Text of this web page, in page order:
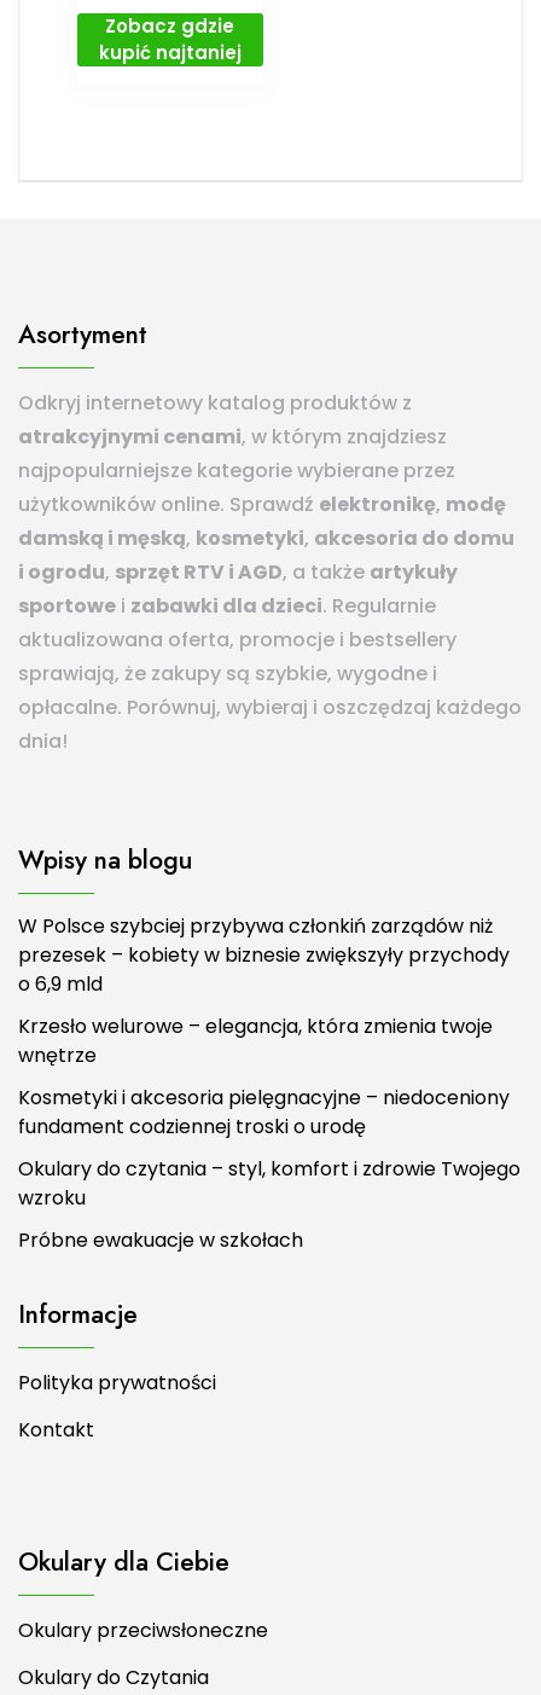
Zobacz gdzie
kupić najtaniej
Asortyment
Odkryj internetowy katalog produktów z
atrakcyjnymi cenami, w którym znajdziesz
najpopularniejsze kategorie wybierane przez
użytkowników online. Sprawdź elektronikę, modę
damską i męską, kosmetyki, akcesoria do domu
i ogrodu, sprzęt RTV i AGD, a także artykuły
sportowe i zabawki dla dzieci. Regularnie
aktualizowana oferta, promocje i bestsellery
sprawiają, że zakupy są szybkie, wygodne i
opłacalne. Porównuj, wybieraj i oszczędzaj każdego
dnia!
Wpisy na blogu
W Polsce szybciej przybywa członkiń zarządów niż
prezesek – kobiety w biznesie zwiększyły przychody
o 6,9 mld
Krzesło welurowe – elegancja, która zmienia twoje
wnętrze
Kosmetyki i akcesoria pielęgnacyjne – niedoceniony
fundament codziennej troski o urodę
Okulary do czytania – styl, komfort i zdrowie Twojego
wzroku
Próbne ewakuacje w szkołach
Informacje
Polityka prywatności
Kontakt
Okulary dla Ciebie
Okulary przeciwsłoneczne
Okulary do Czytania